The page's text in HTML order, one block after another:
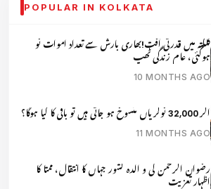
POPULAR IN KOLKATA
کلکتہ میں قدرتی آفت!بھاری بارش سے تعداد اموات نو
ہوگئی، عام زندگی ٹھپ
10 MONTHS AGO
اگر 32,000 نوکریاں منسوخ ہو جاتی ہیں تو باقی کا کیا ہوگا؟
11 MONTHS AGO
رضوان الرحمن کی و الدہ کشور جہاں کا انتقال، ممتا کا
اظہار تعزیت